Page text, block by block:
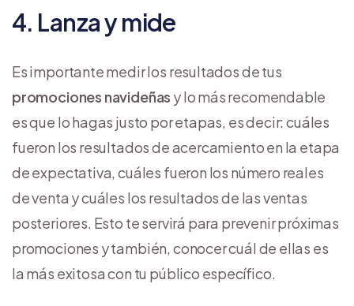
4. Lanza y mide
Es importante medir los resultados de tus
promociones navideñas y lo más recomendable
es que lo hagas justo por etapas, es decir: cuáles
fueron los resultados de acercamiento en la etapa
de expectativa, cuáles fueron los número reales
de venta y cuáles los resultados de las ventas
posteriores. Esto te servirá para prevenir próximas
promociones y también, conocer cuál de ellas es
la más exitosa con tu público específico.